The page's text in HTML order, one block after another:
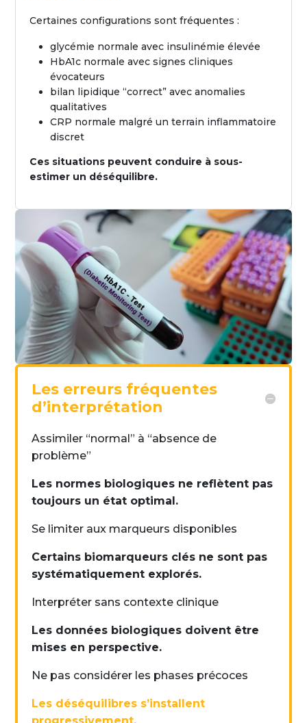
Certaines configurations sont fréquentes :
glycémie normale avec insulinémie élevée
HbA1c normale avec signes cliniques
évocateurs
bilan lipidique “correct” avec anomalies
qualitatives
CRP normale malgré un terrain inflammatoire
discret
Ces situations peuvent conduire à sous-
estimer un déséquilibre.
Les erreurs fréquentes
d’interprétation
Assimiler “normal” à “absence de
problème”
Les normes biologiques ne reflètent pas
toujours un état optimal.
Se limiter aux marqueurs disponibles
Certains biomarqueurs clés ne sont pas
systématiquement explorés.
Interpréter sans contexte clinique
Les données biologiques doivent être
mises en perspective.
Ne pas considérer les phases précoces
Les déséquilibres s’installent